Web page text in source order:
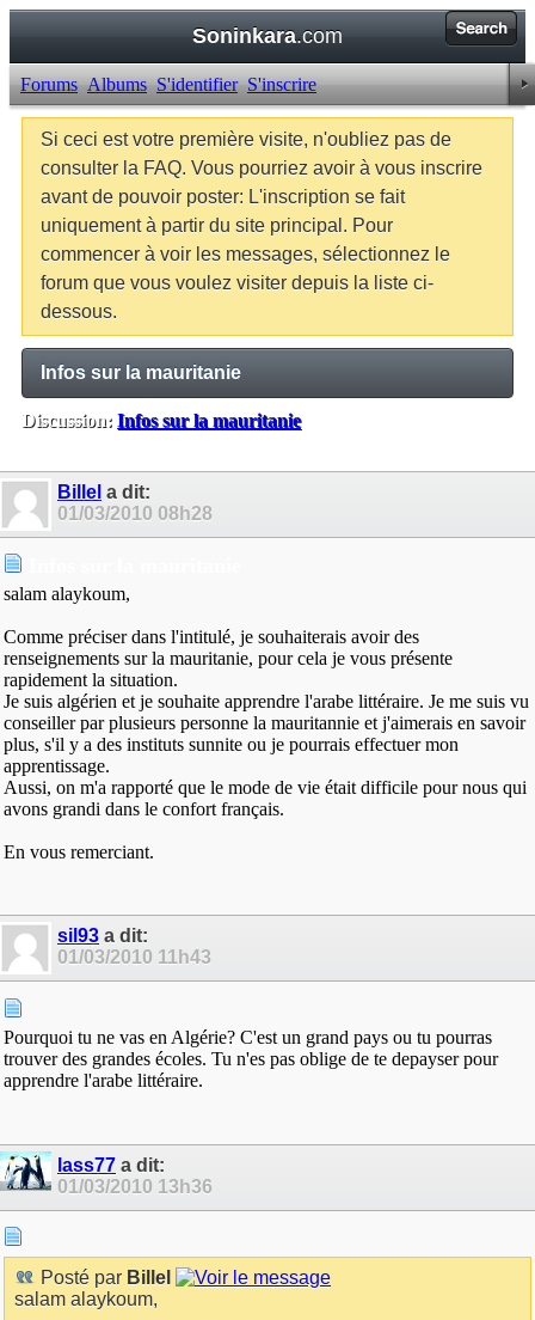
Soninkara.com
Forums Albums S'identifier S'inscrire
Si ceci est votre première visite, n'oubliez pas de
consulter la FAQ. Vous pourriez avoir à vous inscrire
avant de pouvoir poster: L'inscription se fait
uniquement à partir du site principal. Pour
commencer à voir les messages, sélectionnez le
forum que vous voulez visiter depuis la liste ci-
dessous.
Infos sur la mauritanie
Discussion: Infos sur la mauritanie
Billel a dit:
01/03/2010 08h28
salam alaykoum,
Comme préciser dans l'intitulé, je souhaiterais avoir des
renseignements sur la mauritanie, pour cela je vous présente
rapidement la situation.
Je suis algérien et je souhaite apprendre l'arabe littéraire. Je me suis vu
conseiller par plusieurs personne la mauritannie et j'aimerais en savoir
plus, s'il y a des instituts sunnite ou je pourrais effectuer mon
apprentissage.
Aussi, on m'a rapporté que le mode de vie était difficile pour nous qui
avons grandi dans le confort français.
En vous remerciant.
sil93 a dit:
01/03/2010 11h43
Pourquoi tu ne vas en Algérie? C'est un grand pays ou tu pourras
trouver des grandes écoles. Tu n'es pas oblige de te depayser pour
apprendre l'arabe littéraire.
lass77 a dit:
01/03/2010 13h36
Posté par Billel
salam alaykoum,